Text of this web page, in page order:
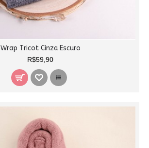
Wrap Tricot Cinza Escuro
R$59,90